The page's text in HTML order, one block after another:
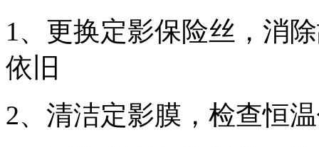
1、更换定影保险丝，消
依旧
2、清洁定影膜，检查恒